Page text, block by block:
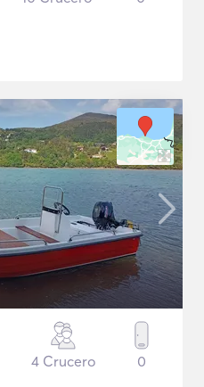
4 Crucero 0